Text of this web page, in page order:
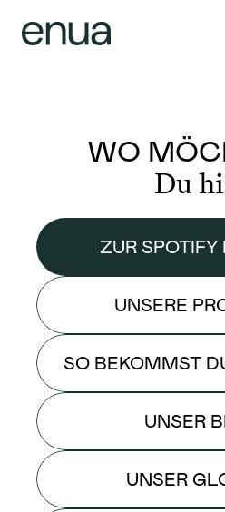
WO
Du
ZUR SPOTIFY
UNSERE
SO BEKOMMST
UNSER
UNSER